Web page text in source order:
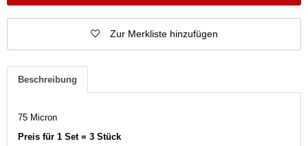
Zur Merkliste hinzufügen
Beschreibung
75 Micron
Preis für 1 Set = 3 Stück